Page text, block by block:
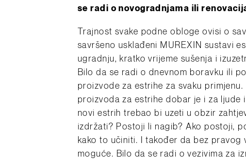
se radi o novogradnjama ili
Trajnost svake podne obloge ovisi o
savršeno usklađeni MUREXIN sustavi
ugradnju, kratko vrijeme sušenja i
Bilo da se radi o dnevnom boravku ili
proizvode za estrihe za svaku primjenu.
proizvoda za estrihe dobar je i za ljude
novi estrih trebao bi uzeti u obzir
izdržati? Postoji li nagib? Ako postoji,
kako to učiniti.
I također da bez
moguće. Bilo da se radi o vezivima za